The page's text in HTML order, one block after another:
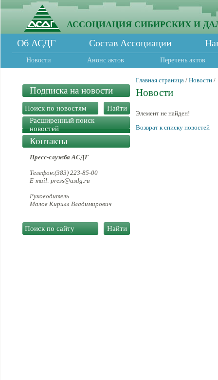
АССОЦИАЦИЯ СИБИРСКИХ И
Об АСДГ Состав Ассоциации
Новости Анонс актов Перечень актов
Подписка на новости
Расширенный поиск
новостей
Контакты
Пресс-служба АСДГ
Телефон:(383) 223-85-00
E-mail: press@asdg.ru
Руководитель
Малов Кирилл Владимирович
Главная страница / Новости /
Новости
Элемент не найден!
Возврат к списку новостей